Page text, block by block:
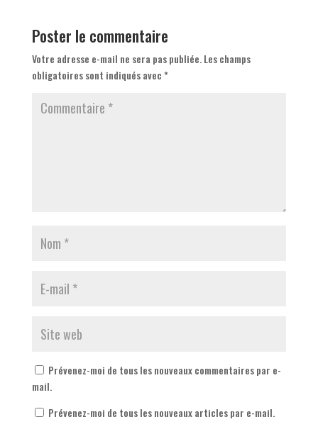
Poster le commentaire
Votre adresse e-mail ne sera pas publiée. Les champs
obligatoires sont indiqués avec*
Prévenez-moi de tous les nouveaux commentaires par e-
mail.
Prévenez-moi de tous les nouveaux articles par e-mail.